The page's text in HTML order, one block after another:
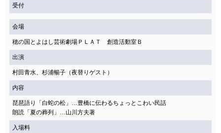
座席表
プラットニュース
交通アクセス お問合せ
受付
会場
穂の国とよはし芸術劇場ＰＬＡＴ 創造活動室Ｂ
出演
村田青水、杉浦暢子（夜替りゲスト）
内容
琵琶語り「白蛇の松」…豊橋に伝わるちょっとこわい民話
朗読「夏の葬列」…山川方夫著
入場料